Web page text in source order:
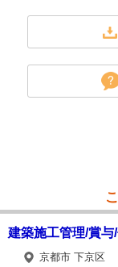
建築施工管理/賞与
京都市 下京区